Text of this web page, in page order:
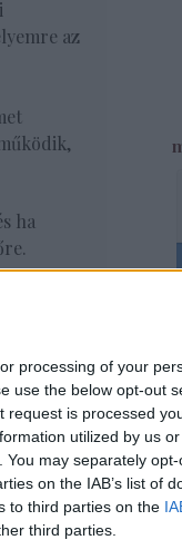
processing of your
use the below opt-out
request is processed
utilized by us
may separately
on the IAB’s list of
to third parties on the
third parties.
az
ha
John
kezdő